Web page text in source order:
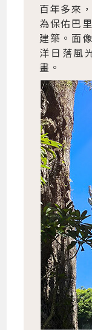
百年多來
為保佑巴
建築。面
洋日落風
畫。